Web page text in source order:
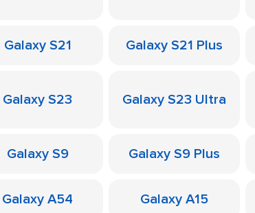
Galaxy S21 Galaxy S21 Plus
Galaxy S23 Galaxy S23 Ultra
Galaxy S9 Galaxy S9 Plus
Galaxy A54 Galaxy A15